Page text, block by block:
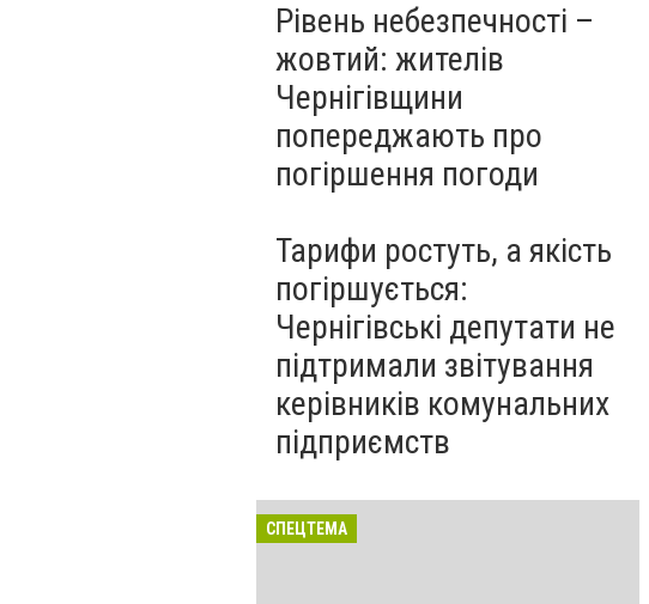
Рівень небезпечності –
жовтий: жителів
Чернігівщини
попереджають про
погіршення погоди
Тарифи ростуть, а якість
погіршується:
Чернігівські депутати не
підтримали звітування
керівників комунальних
підприємств
СПЕЦТЕМА